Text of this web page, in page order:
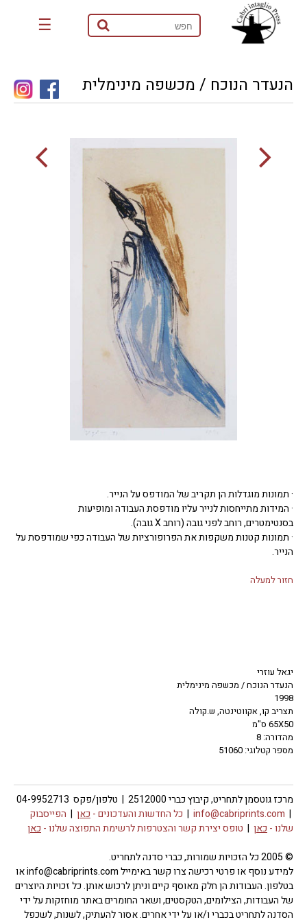
☰
הנעדר הנוכח / מכשפה מינימלית
· תמונות מוגדלות הן תקריב של המודפס על הנייר.
· המידות מתייחסות לנייר עליו מודפסת העבודה ומופיעות
בסנטימטרים, רוחב לפני גובה (רוחב X גובה).
· תמונות קטנות משקפות את הפרופורציות של העבודה כפי שמודפסת על
הנייר.
חזור למעלה
יגאל עוזרי
הנעדר הנוכח / מכשפה מינימלית
1998
תצריב קו, אקווטינטה, ש.קולה
65X50 ס"מ
מהדורה: 8
מספר קטלוגי: 51060
מרכז גוטסמן לתחריט, קיבוץ כברי 2512000 | טלפון/פקס 04-9952713
|
info@cabriprints.com
| כל החדשות והעדכונים - כאן | הפייסבוק
שלנו - כאן | טופס יצירת קשר והצטרפות לרשימת התפוצה שלנו - כאן
© 2005 כל הזכויות שמורות, כברי סדנה לתחריט.
למידע נוסף או פרטי רכישה צרו קשר באימייל info@cabriprints.com או
בטלפון. העבודות הן חלק מאוסף קיים וניתן לרכוש אותן. כל זכויות היוצרים
של העבודות, הצילומים, הטקסטים, ושאר החומרים באתר מוחזקות על ידי
הסדנה לתחריט בכברי ו/או על ידי אחרים. אסור להעתיק, לשנות, לשכפל